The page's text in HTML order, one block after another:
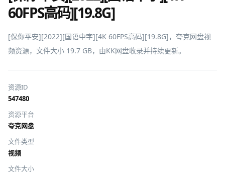
60FPS高码][19.8G]
[保你平安][2022][国语中字][4K 60FPS高码][19.8G]，夸克网盘视
频资源，文件大小 19.7 GB，由KK网盘收录并持续更新。
资源ID
547480
资源平台
夸克网盘
文件类型
视频
文件大小